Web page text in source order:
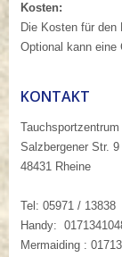
Kosten:
Die Kosten für den
Optional kann eine
KONTAKT
Tauchsportzentrum
Salzbergener Str. 9
48431 Rheine
Tel: 05971 / 13838
Handy:
Mermaiding :